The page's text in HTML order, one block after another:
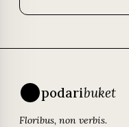
podaribuket
Floribus, non verbis.